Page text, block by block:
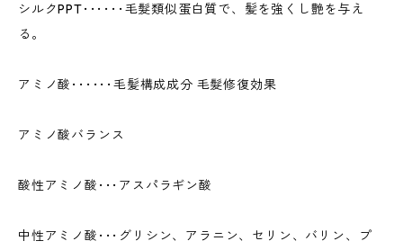
シルクPPT･･････毛髮類似蛋白質で、髪を強くし艶を与え
る。
アミノ酸･･････毛髪構成成分 毛髮修復効果
アミノ酸バランス
酸性アミノ酸･･･アスパラギン酸
中性アミノ酸･･･グリシン、アラニン、セリン、バリン、プ